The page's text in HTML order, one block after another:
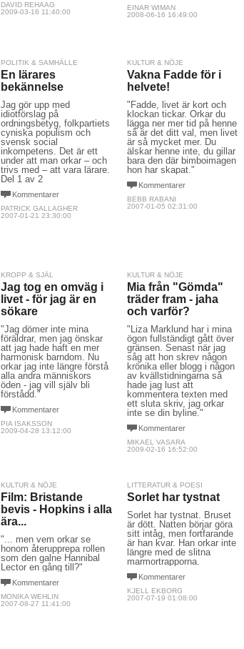
DAVID REHAAG
2009-03-16 11:40:00
EINAR WIMAN
2008-06-16 16:49:00
POLITIK & SAMHÄLLE
En lärares
bekännelse
Jag gör upp med
idiotförslag på
ordningsbetyg, folkpartiets
cyniska populism och
svensk social
inkompetens. Det är ett
under att man orkar – och
trivs med – att vara lärare.
Del 1 av 2
Kommentarer
PATRICK GALLAGHER
2007-01-21 23:30:00
KULTUR & NÖJE
Vakna Fadde för i
helvete!
"Fadde, livet är kort och
klockan tickar. Orkar du
lägga ner mer tid på henne
så är det ditt val, men livet
är så mycket mer. Du
älskar henne inte, du gillar
bara den där bimboimagen
hon har skapat."
Kommentarer
BEBB RABANI
2007-01-05 02:31:00
KROPP & SJÄL
Jag tog en omväg i
livet - för jag är en
sökare
"Jag dömer inte mina
föräldrar, men jag önskar
att jag hade haft en mer
harmonisk barndom. Nu
orkar jag inte längre förstå
alla andra människors
öden - jag vill själv bli
förstådd."
Kommentarer
PIA ISAKSSON
2009-04-28 13:12:00
KULTUR & NÖJE
Mia från "Gömda"
träder fram - jaha
och varför?
"Liza Marklund har i mina
ögon fullständigt gått över
gränsen. Senast när jag
såg att hon skrev någon
krönika eller blogg i någon
av kvällstidningarna så
hade jag lust att
kommentera texten med
ett sluta skriv, jag orkar
inte se din byline."
Kommentarer
MIKAEL VASARA
2009-02-16 16:52:00
KULTUR & NÖJE
Film: Bristande
bevis - Hopkins i alla
ära...
"... men vem orkar se
honom återupprepa rollen
som den galne Hannibal
Lector en gång till?"
Kommentarer
MONIKA WEHLIN
2007-08-27 11:41:00
LITTERATUR & POESI
Sorlet har tystnat
Sorlet har tystnat. Bruset
är dött. Natten börjar göra
sitt intåg, men fortfarande
är han kvar. Han orkar inte
längre med de slitna
marmortrapporna.
Kommentarer
KJELL EKBORG
2007-07-19 01:08:00